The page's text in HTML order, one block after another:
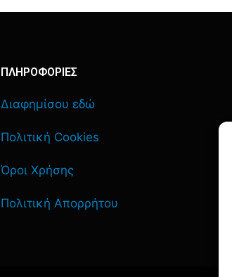
ΠΛΗΡΟΦΟΡΙΕΣ
Διαφημίσου εδώ
Πολιτική Cookies
Όροι Χρήσης
Πολιτική Απορρήτου